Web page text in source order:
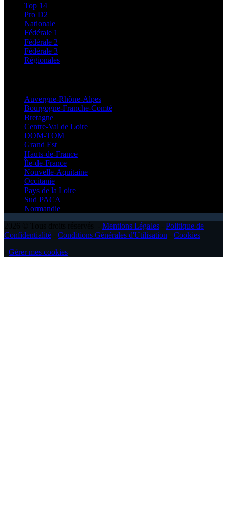
Top 14
Pro D2
Nationale
Fédérale 1
Fédérale 2
Fédérale 3
Régionales
Auvergne-Rhône-Alpes
Bourgogne-Franche-Comté
Bretagne
Centre-Val de Loire
DOM-TOM
Grand Est
Hauts-de-France
Île-de-France
Nouvelle-Aquitaine
Occitanie
Pays de la Loire
Sud PACA
Normandie
Mentions Légales
Politique de
Confidentialité
Conditions Générales d'Utilisation
Cookies
Gérer mes cookies